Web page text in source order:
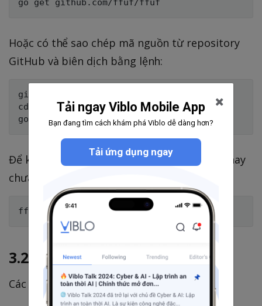
Hoặc có thể sao chép mã nguồn từ repository
GitHub và biên dịch bằng lệnh:
git clone https://github.com/ffuf/ffuf
cd ffuf
Để kiểm tra xem việc cài đặt đã thành công hay
chưa, hãy chạy lệnh:
3.2. Sử dụng
Các tùy chọn quan trọng:
Tải ngay Viblo Mobile App
Bạn đang tìm cách khám phá Viblo dễ dàng hơn?
Tải ứng dụng ngay